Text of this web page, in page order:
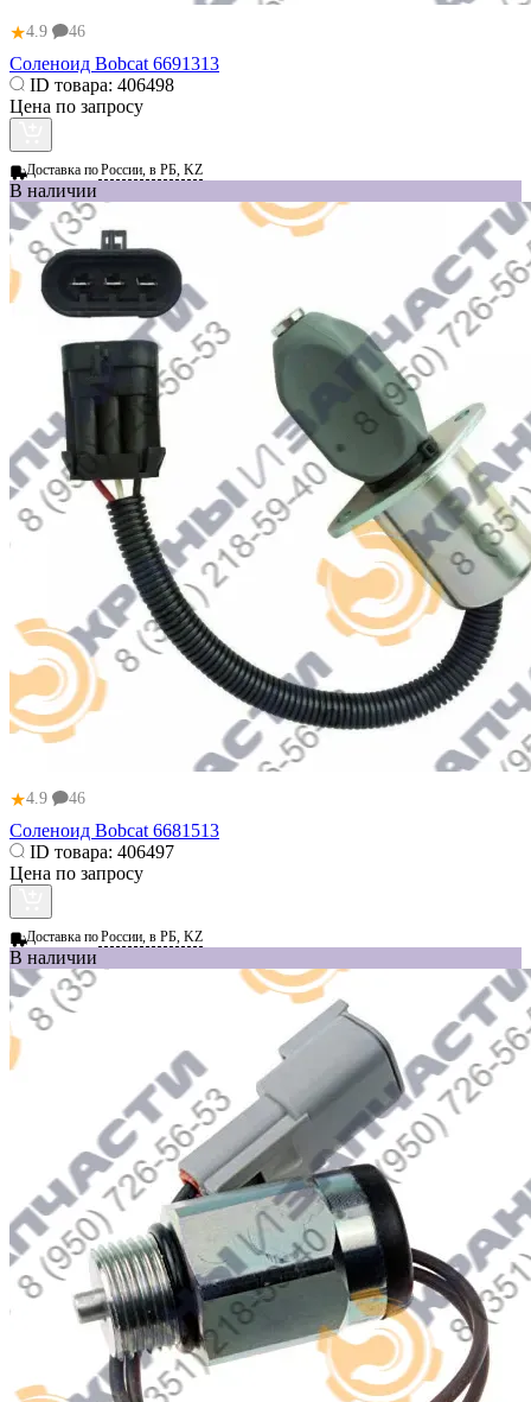
★4.9 46
Соленоид Bobcat 6691313
ID товара: 406498
Цена по запросу
Доставка поРоссии, в РБ, KZ
В наличии
★4.9 46
Соленоид Bobcat 6681513
ID товара: 406497
Цена по запросу
Доставка поРоссии, в РБ, KZ
В наличии